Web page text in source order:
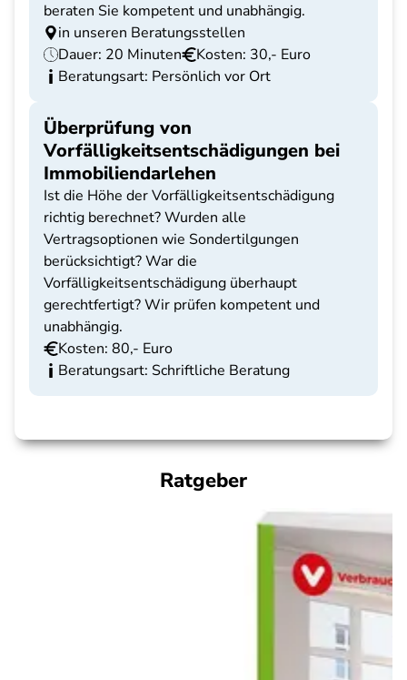
beraten Sie kompetent und unabhängig.
in unseren Beratungsstellen
Dauer: 20 Minuten
Kosten: 30,- Euro
Beratungsart: Persönlich vor Ort
Überprüfung von
Vorfälligkeitsentschädigungen bei
Immobiliendarlehen
Ist die Höhe der Vorfälligkeitsentschädigung
richtig berechnet? Wurden alle
Vertragsoptionen wie Sondertilgungen
berücksichtigt? War die
Vorfälligkeitsentschädigung überhaupt
gerechtfertigt? Wir prüfen kompetent und
unabhängig.
Kosten: 80,- Euro
Beratungsart: Schriftliche Beratung
Ratgeber